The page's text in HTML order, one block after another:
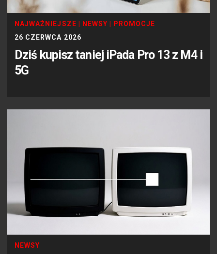
NAJWAŻNIEJSZE NEWSY
PROMOCJE
26 CZERWCA 2026
Dziś kupisz taniej iPada Pro 13 z M4 i
5G
NEWSY